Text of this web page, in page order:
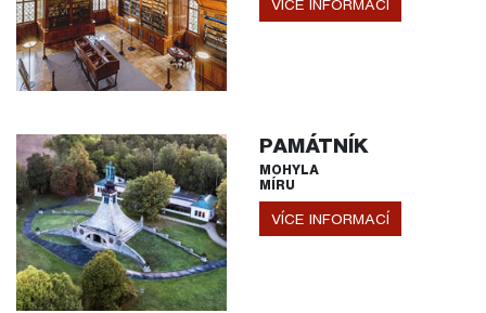
VÍCE INFORMACÍ
PAMÁTNÍK
MOHYLA
MÍRU
VÍCE INFORMACÍ